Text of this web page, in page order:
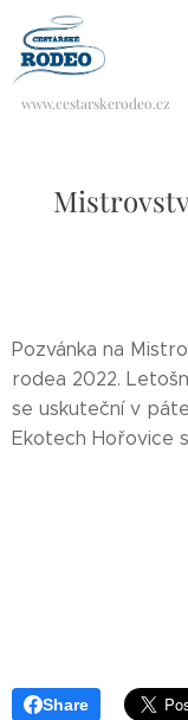
www.cestarskerodeo.cz
Pozvánka na
rodea 2022.
se uskuteční v
Ekotech Hořovice
Share